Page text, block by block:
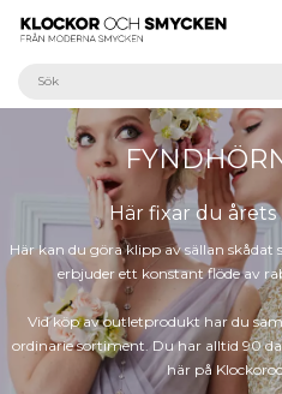
Här fixar du
Här kan du göra klipp av sällan
erbjuder ett konstant flöde av
Vid köp av outletprodukt har du
ordinarie sortiment. Du har alltid 90
här på